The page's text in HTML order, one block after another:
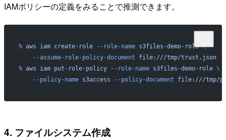
IAMポリシーの定義をみることで推測できます。
% aws iam create-role --role-name s3files-demo-role \
    --assume-role-policy-document
file:///tmp/trust.json
% aws iam put-role-policy --role-name s3files-demo-role \
    --policy-name
s3access --policy-document file:///tmp/
4. ファイルシステム作成